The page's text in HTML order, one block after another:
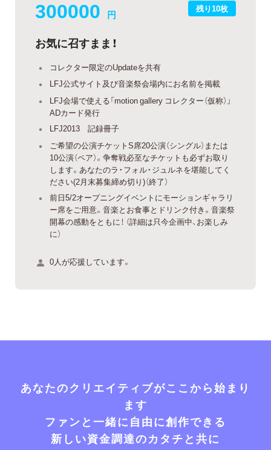
残り10枚
300000 円
お気に召すまま！
コレクター限定のUpdateを共有
LFJ公式サイト及び音楽祭会場内にお名前を掲載
LFJ会場で使える「motion gallery コレクター（仮称）」
ADカード発行
LFJ2013 記録冊子
ご希望の公演チケットS席20公演（シングル）または
10公演（ペア）。争奪戦必至なチケットも必ずお取り
します。あなたのラ・フォル・ジュルネを堪能してく
ださい(2月末募集締め切り)（終了）
前日5/2オープニングイベントにモーションギャラリ
ー席をご用意。音楽とお食事とドリンク付き。音楽祭
開幕の感動をともに！ （詳細は只今企画中、お楽しみ
に）
0人が応援しています。
あなたのクリエイティブがここから始まり
ます
ファンと一緒に自由に創作できる
新しい資金調達のカタチと共に